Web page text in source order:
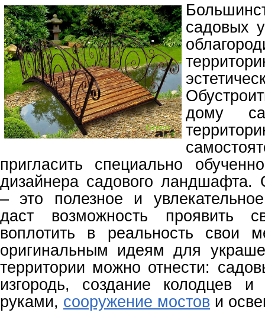
садовых
дому
пригласить специально
дизайнера садового ландшафта.
– это полезное и
даст возможность проявить
воплотить в реальность свои
оригинальным идеям для
территории можно отнести:
изгородь, создание колодцев и
руками, сооружение мостов и